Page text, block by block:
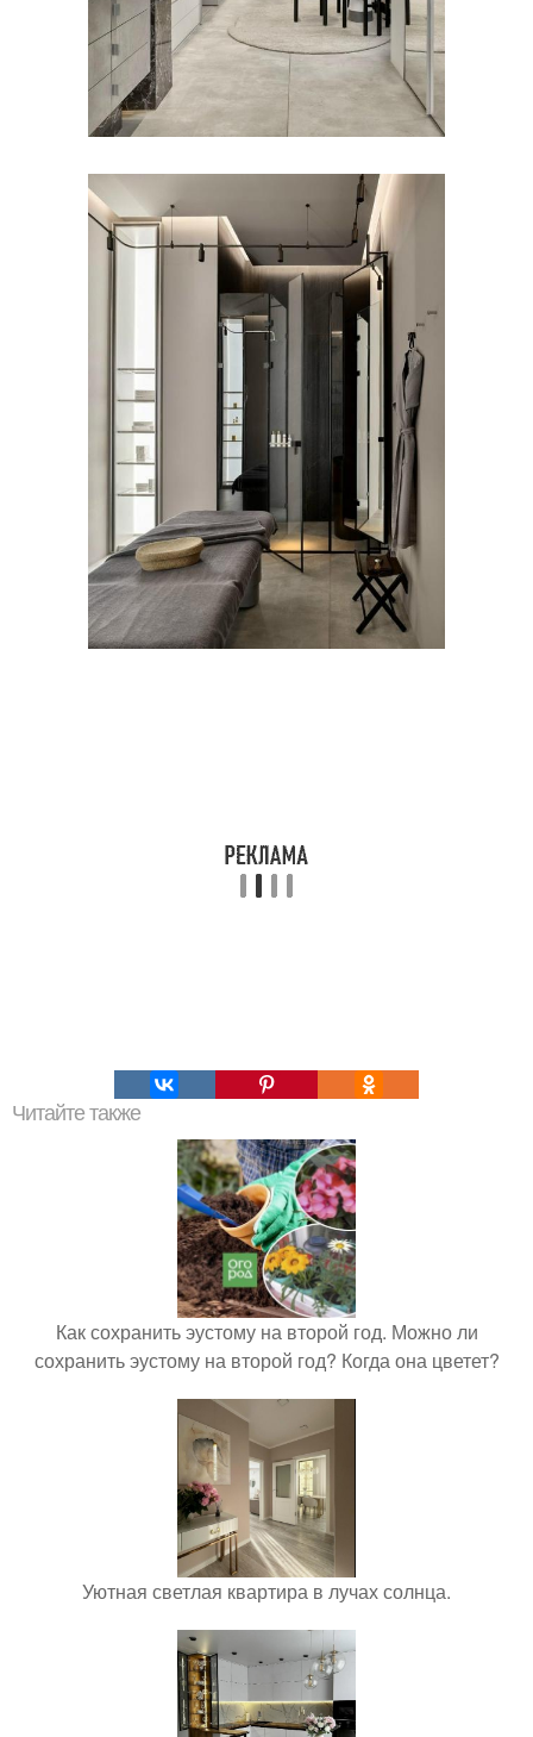
Читайте также
Как сохранить эустому на второй год. Можно ли
сохранить эустому на второй год? Когда она цветет?
Уютная светлая квартира в лучах солнца.